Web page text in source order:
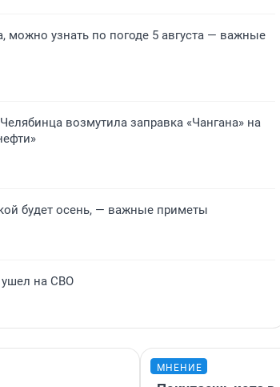
можно узнать по погоде 5 августа — важные
возмутила заправка «Чангана» на
будет осень, — важные приметы
ушел на СВО
МНЕНИЕ